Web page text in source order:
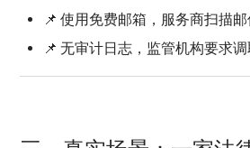
📌 使用免费邮箱，服务商扫描
📌 无审计日志，监管机构要求